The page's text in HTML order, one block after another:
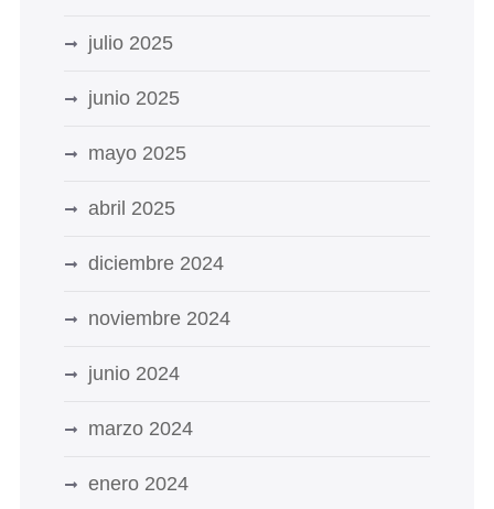
julio 2025
junio 2025
mayo 2025
abril 2025
diciembre 2024
noviembre 2024
junio 2024
marzo 2024
enero 2024